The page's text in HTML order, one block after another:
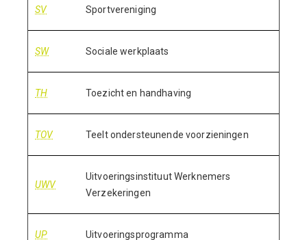
SV Sportvereniging
SW Sociale werkplaats
TH Toezicht en handhaving
TOV Teelt ondersteunende voorzieningen
UWV
Uitvoeringsinstituut Werknemers
Verzekeringen
UP Uitvoeringsprogramma